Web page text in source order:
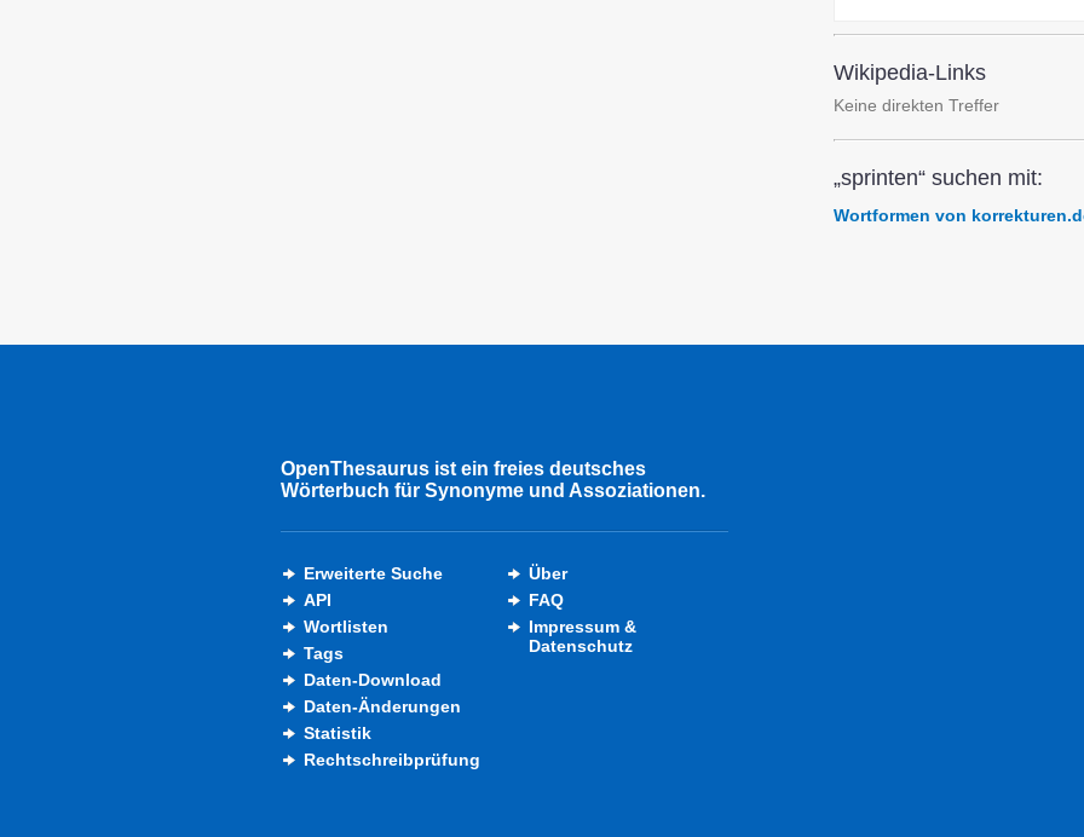
Wikipedia-Links
Keine direkten Treffer
„sprinten“ suchen mit:
Wortformen von
OpenThesaurus ist ein freies deutsches
Wörterbuch für Synonyme und Assoziationen.
Erweiterte Suche
API
Wortlisten
Tags
Daten-Download
Daten-Änderungen
Statistik
Rechtschreibprüfung
Über
FAQ
Impressum &
Datenschutz